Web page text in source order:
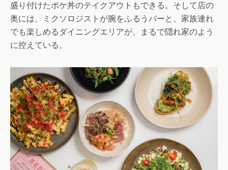
盛り付けたポケ丼のテイクアウトもできる。そして店の
奥には、ミクソロジストが腕をふるうバーと、家族連れ
でも楽しめるダイニングエリアが、まるで隠れ家のよう
に控えている。